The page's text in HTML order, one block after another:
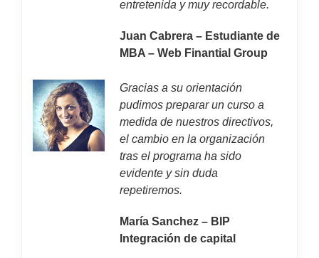
entretenida y muy recordable.
Juan Cabrera – Estudiante de
MBA – Web Finantial Group
Gracias a su orientación
pudimos preparar un curso a
medida de nuestros directivos,
el cambio en la organización
tras el programa ha sido
evidente y sin duda
repetiremos.
María Sanchez – BIP
Integración de capital